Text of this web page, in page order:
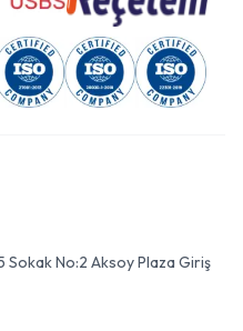
Sokak No:2 Aksoy Plaza Giriş